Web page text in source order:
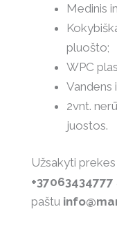
Medinis
pluošto;
WPC
Vandens
2vnt.
juostos.
Užsakyti
+37063434777
paštu